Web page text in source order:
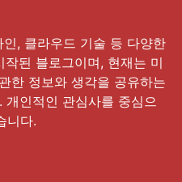
, 클라우드 기술 등 다양한
된 블로그이며, 현재는 미
한 정보와 생각을 공유하는
개인적인 관심사를 중심으
니다.